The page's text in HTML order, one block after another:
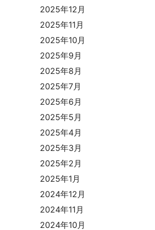
2025年12月
2025年11月
2025年10月
2025年9月
2025年8月
2025年7月
2025年6月
2025年5月
2025年4月
2025年3月
2025年2月
2025年1月
2024年12月
2024年11月
2024年10月